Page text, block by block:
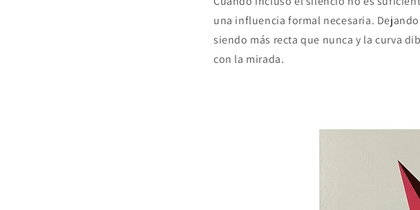
una influencia formal necesaria.
siendo más recta que nunca y la curva
con la mirada.